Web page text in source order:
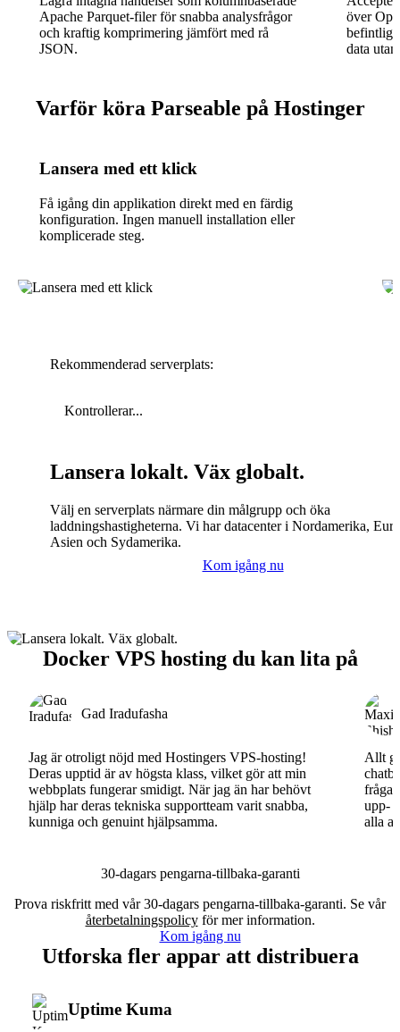
Apache Parquet-filer för snabba analysfrågor
och kraftig komprimering jämfört med rå
JSON.
över
data
Varför köra Parseable på Hostinger
Lansera med ett klick
Få igång din applikation direkt med en färdig
konfiguration. Ingen manuell installation eller
komplicerade steg.
Rekommenderad serverplats:
Kontrollerar...
Lansera lokalt. Väx globalt.
Välj en serverplats närmare din målgrupp och öka
laddningshastigheterna. Vi har datacenter i Nordamerika,
Asien och Sydamerika.
Kom igång nu
Docker VPS hosting du kan lita på
Gad Iradufasha
Jag är otroligt nöjd med Hostingers VPS-hosting!
Deras upptid är av högsta klass, vilket gör att min
webbplats fungerar smidigt. När jag än har behövt
hjälp har deras tekniska supportteam varit snabba,
kunniga och genuint hjälpsamma.
Allt
fråga.
upp-
alla
30-dagars pengarna-tillbaka-garanti
Prova riskfritt med vår 30-dagars pengarna-tillbaka-garanti. Se vår
återbetalningspolicyför mer information.
Kom igång nu
Utforska fler appar att distribuera
Uptime Kuma